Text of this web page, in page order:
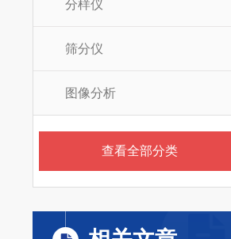
分样仪
筛分仪
图像分析
查看全部分类